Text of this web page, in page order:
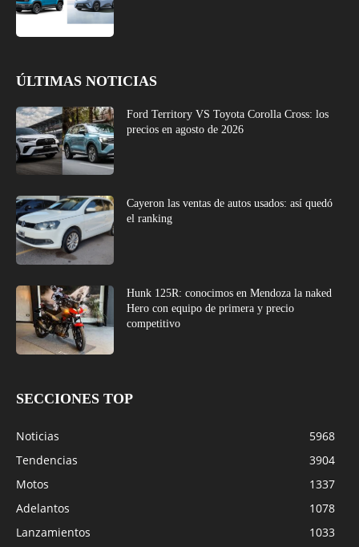
ÚLTIMAS NOTICIAS
Ford Territory VS Toyota Corolla Cross: los
precios en agosto de 2026
Cayeron las ventas de autos usados: así quedó
el ranking
Hunk 125R: conocimos en Mendoza la naked
Hero con equipo de primera y precio
competitivo
SECCIONES TOP
Noticias
5968
Tendencias
3904
Motos
1337
Adelantos
1078
Lanzamientos
1033